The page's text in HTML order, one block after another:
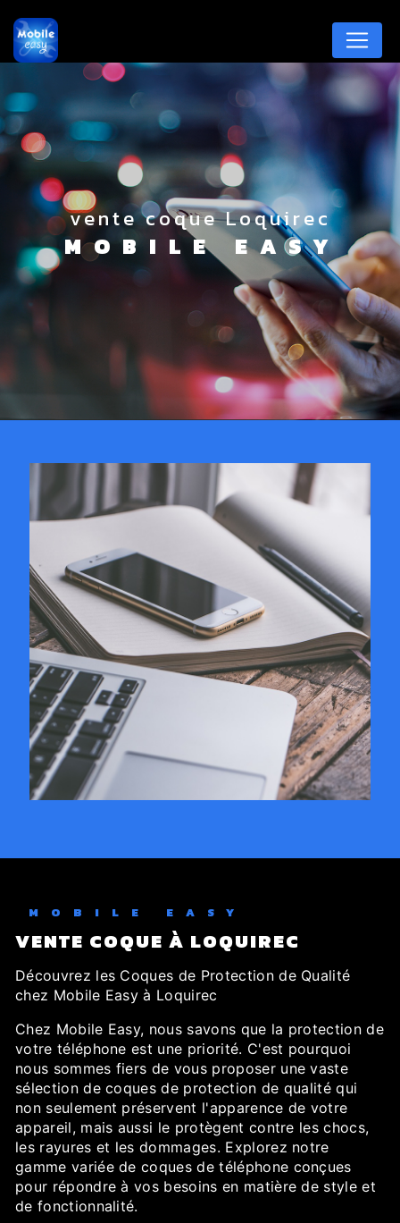
vente coque Loquirec
MOBILE EASY
MOBILE EASY
VENTE COQUE À LOQUIREC
Découvrez les Coques de Protection de Qualité
chez Mobile Easy à Loquirec
Chez Mobile Easy, nous savons que la protection de
votre téléphone est une priorité. C'est pourquoi
nous sommes fiers de vous proposer une vaste
sélection de coques de protection de qualité qui
non seulement préservent l'apparence de votre
appareil, mais aussi le protègent contre les chocs,
les rayures et les dommages. Explorez notre
gamme variée de coques de téléphone conçues
pour répondre à vos besoins en matière de style et
de fonctionnalité.